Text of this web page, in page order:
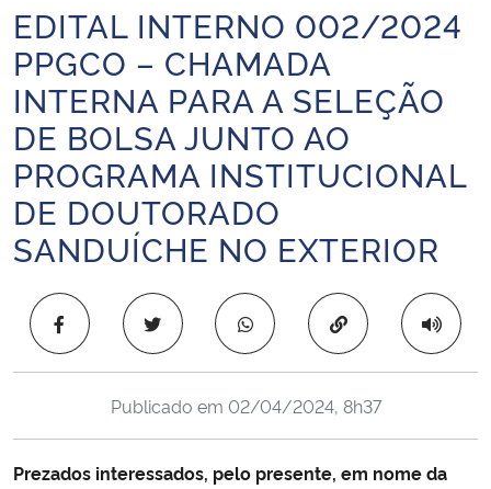
Ministério da Educação
Ministério da Cidadania
Ministério da Saúde
Ministério de Minas e Energia
Ministério da Ciência, Tecnologia, Inovações e Comunicações
Ministério do Meio Ambiente
Ministério do Turismo
Ministério do Desenvolvimento Regional
Início do conteúdo
EDITAL INTERNO 002/2024
PPGCO – CHAMADA
INTERNA PARA A SELEÇÃO
DE BOLSA JUNTO AO
PROGRAMA INSTITUCIONAL
DE DOUTORADO
SANDUÍCHE NO EXTERIOR
Copiar para área
Publicado em 02/04/2024, 8h37
Prezados interessados, pelo presente, em nome da